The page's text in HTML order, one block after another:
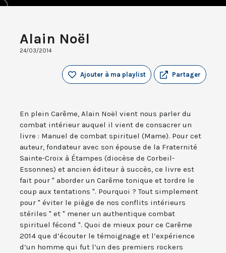
Alain Noël
24/03/2014
Partager
Ajouter à ma playlist
En plein Carême, Alain Noël vient nous parler du
combat intérieur auquel il vient de consacrer un
livre : Manuel de combat spirituel (Mame). Pour cet
auteur, fondateur avec son épouse de la Fraternité
Sainte-Croix à Étampes (diocèse de Corbeil-
Essonnes) et ancien éditeur à succès, ce livre est
fait pour " aborder un Carême tonique et tordre le
coup aux tentations ". Pourquoi ? Tout simplement
pour " éviter le piège de nos conflits intérieurs
stériles " et " mener un authentique combat
spirituel fécond ". Quoi de mieux pour ce Carême
2014 que d’écouter le témoignage et l’expérience
d’un homme qui fut l’un des premiers rockers